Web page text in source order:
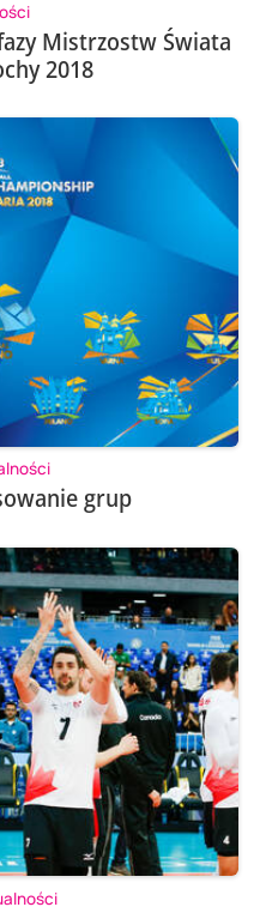
Mistrzostw Świata
2018
grup